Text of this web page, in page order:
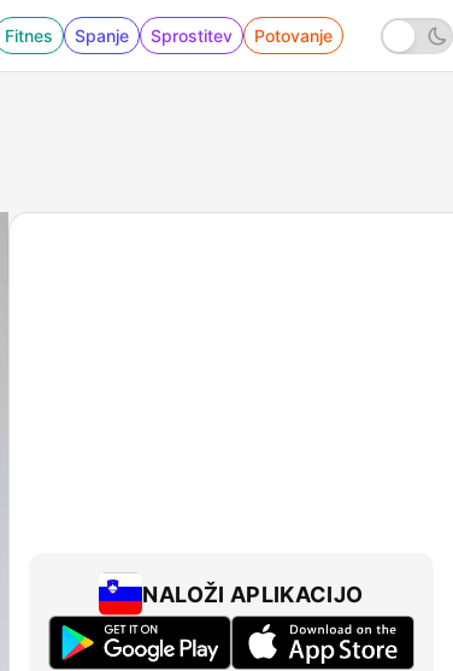
Fitnes Spanje Sprostitev Potovanje
NALOŽI APLIKACIJO